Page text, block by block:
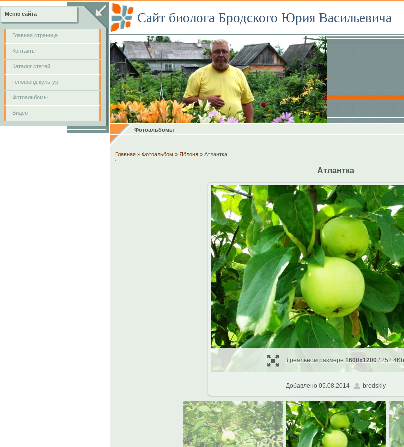
Меню сайта
Главная страница
Контакты
Каталог статей
Генофонд культур
Фотоальбомы
Видео
Сайт биолога Бродского Юрия Васильевича
Фотоальбомы
Главная » Фотоальбом » Яблоня » Атлантка
Атлантка
В реальном размере 1600x1200 / 252.4Kb
Добавлено 05.08.2014 brodskiy